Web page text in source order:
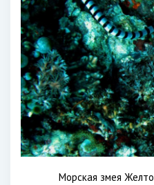
Морская змея